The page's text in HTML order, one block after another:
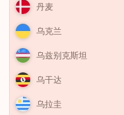
丹麦
乌克兰
乌兹别克斯坦
乌干达
乌拉圭